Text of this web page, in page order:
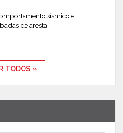
sísmico e
de aresta
TODOS »